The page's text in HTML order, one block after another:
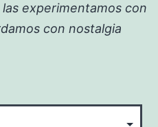
experimentamos con
con nostalgia